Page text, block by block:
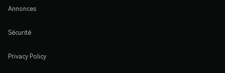
Annonces
Sécurité
Privacy Policy